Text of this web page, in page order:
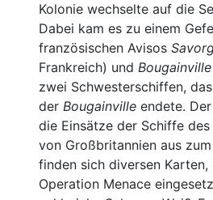
Kolonie wechselte auf die
Dabei kam es zu einem
französischen Avisos
Frankreich) und Bougainville
zwei Schwesterschiffen,
der Bougainville endete.
die Einsätze der Schiffe
von Großbritannien aus
finden sich diversen
Operation Menace